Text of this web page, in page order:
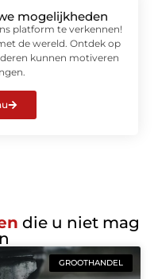
mogelijkheden
platform te verkennen!
de wereld. Ontdek op
kunnen motiveren
die u niet mag
GROOTHANDEL